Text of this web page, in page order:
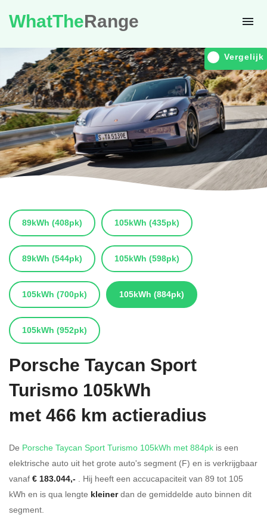
WhatTheRange
Vergelijk
89kWh (408pk) 105kWh (435pk)
89kWh (544pk) 105kWh (598pk)
105kWh (700pk) 105kWh (884pk)
105kWh (952pk)
Porsche Taycan Sport
Turismo 105kWh
met 466 km actieradius
De Porsche Taycan Sport Turismo 105kWh met 884pk is een
elektrische auto uit het grote auto's segment (F) en is verkrijgbaar
vanaf € 183.044,- . Hij heeft een accucapaciteit van 89 tot 105
kWh en is qua lengte kleinerdan de gemiddelde auto binnen dit
segment.